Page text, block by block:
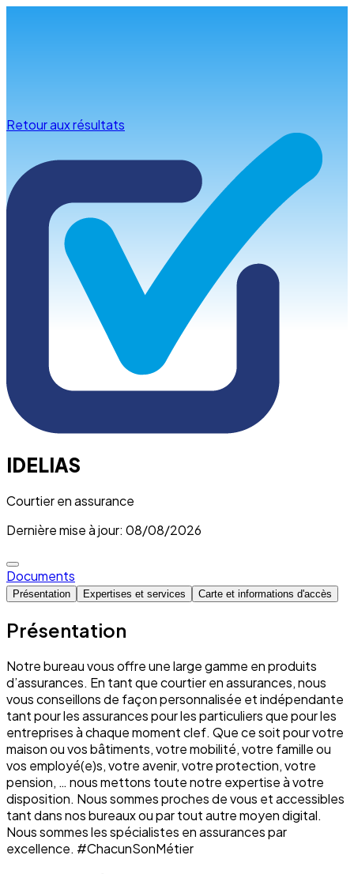
Retour aux résultats
IDELIAS
Courtier en assurance
Dernière mise à jour: 08/08/2026
Documents
Présentation Expertises et services Carte et informations d'accès
Présentation
Notre bureau vous offre une large gamme en produits
d’assurances. En tant que courtier en assurances, nous
vous conseillons de façon personnalisée et indépendante
tant pour les assurances pour les particuliers que pour les
entreprises à chaque moment clef. Que ce soit pour votre
maison ou vos bâtiments, votre mobilité, votre famille ou
vos employé(e)s, votre avenir, votre protection, votre
pension, … nous mettons toute notre expertise à votre
disposition. Nous sommes proches de vous et accessibles
tant dans nos bureaux ou par tout autre moyen digital.
Nous sommes les spécialistes en assurances par
excellence. #ChacunSonMétier